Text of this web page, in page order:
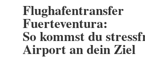
Flughafentransfer
Fuerteventura:
So kommst du
Airport an dein Ziel